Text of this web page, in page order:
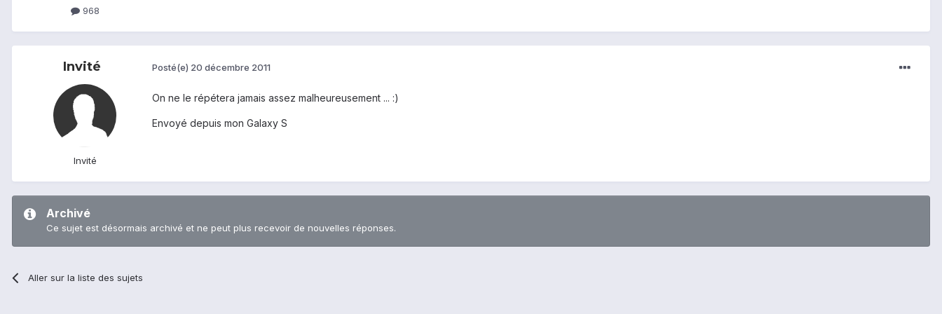
968
Invité
Invité
Posté(e) 20 décembre 2011
On ne le répétera jamais assez malheureusement ... :)
Envoyé depuis mon Galaxy S
Archivé
Ce sujet est désormais archivé et ne peut plus recevoir de nouvelles réponses.
Aller sur la liste des sujets